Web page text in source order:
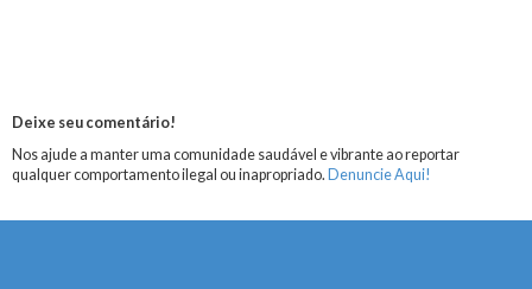
Deixe seu comentário!
Nos ajude a manter uma comunidade saudável e vibrante ao reportar
qualquer comportamento ilegal ou inapropriado. Denuncie Aqui!